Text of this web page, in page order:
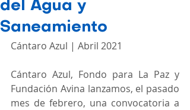
del Agua y
Saneamiento
Cántaro Azul | Abril 2021
Cántaro Azul, Fondo para La Paz y
Fundación Avina lanzamos, el pasado
mes de febrero, una convocatoria a